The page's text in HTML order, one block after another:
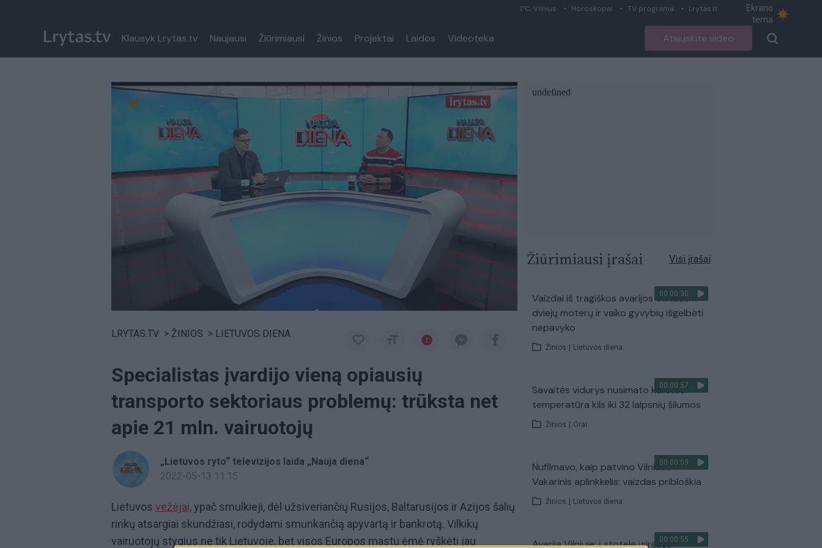
1°C, Vilnius Horoskopai TV programa Lrytas.lt
Ekrano
tema
Klausyk Lrytas.tv Naujausi Žiūrimiausi Žinios Projektai Laidos Videoteka Atsiųskite video
LRYTAS.TV > ŽINIOS > LIETUVOS DIENA
Specialistas įvardijo vieną opiausių
transporto sektoriaus problemų: trūksta net
apie 21 mln. vairuotojų
„Lietuvos ryto“ televizijos laida „Nauja diena“
2022-05-13 11:15
Lietuvos vežėjai,ypač smulkieji, dėl užsiveriančių Rusijos, Baltarusijos ir Azijos šalių
rinkų atsargiai skundžiasi, rodydami smunkančią apyvartą ir bankrotą. Vilkikų
vairuotojų stygius ne tik Lietuvoje, bet visos Europos mastu ėmė ryškėti jau
Žiūrimiausi įrašai Visi įrašai
00:00:30
Vaizdai iš tragiškos avarijos Vilniaus r.:
dviejų moterų ir vaiko gyvybių išgelbėti
nepavyko
Žinios Lietuvos diena
00:00:57
Savaitės vidurys nusimato karštas:
temperatūra kils iki 32 laipsnių šilumos
Žinios Orai
00:00:59
Nufilmavo, kaip patvino Vilniaus
Vakarinis aplinkkelis: vaizdas pribloškia
Žinios Lietuvos diena
00:00:55
Avarija Vilniuje: į stotelę įsirėžęs